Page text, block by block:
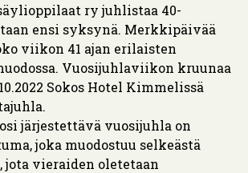
ry juhlistaa 40-
ensi syksynä. Merkkipäivää
viikon 41 ajan erilaisten
Vuosijuhlaviikon kruunaa
Sokos Hotel Kimmelissä
järjestettävä vuosijuhla on
joka muodostuu selkeästä
vieraiden oletetaan